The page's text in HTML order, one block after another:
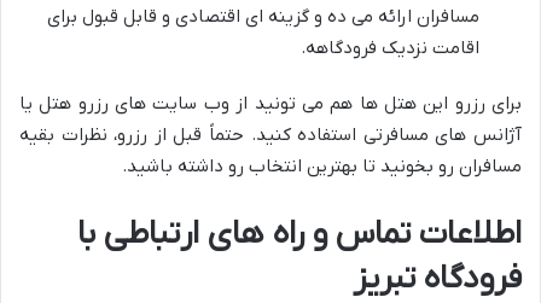
مسافران ارائه می ده و گزینه ای اقتصادی و قابل قبول برای
اقامت نزدیک فرودگاهه.
برای رزرو این هتل ها هم می تونید از وب سایت های رزرو هتل یا
آژانس های مسافرتی استفاده کنید. حتماً قبل از رزرو، نظرات بقیه
مسافران رو بخونید تا بهترین انتخاب رو داشته باشید.
اطلاعات تماس و راه های ارتباطی با
فرودگاه تبریز